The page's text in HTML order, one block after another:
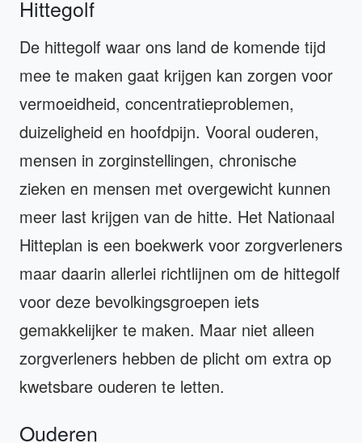
Hittegolf
De hittegolf waar ons land de komende tijd
mee te maken gaat krijgen kan zorgen voor
vermoeidheid, concentratieproblemen,
duizeligheid en hoofdpijn. Vooral ouderen,
mensen in zorginstellingen, chronische
zieken en mensen met overgewicht kunnen
meer last krijgen van de hitte. Het Nationaal
Hitteplan is een boekwerk voor zorgverleners
maar daarin allerlei richtlijnen om de hittegolf
voor deze bevolkingsgroepen iets
gemakkelijker te maken. Maar niet alleen
zorgverleners hebben de plicht om extra op
kwetsbare ouderen te letten.
Ouderen